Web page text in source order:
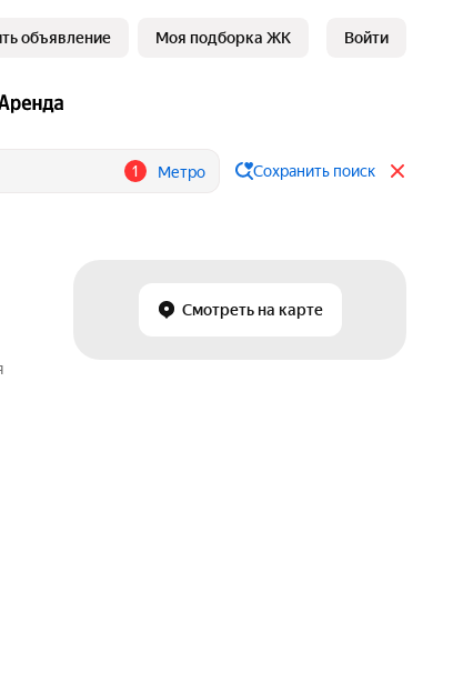
объявление Моя подборка ЖК Войти
1 Метро Сохранить поиск
Смотреть на карте